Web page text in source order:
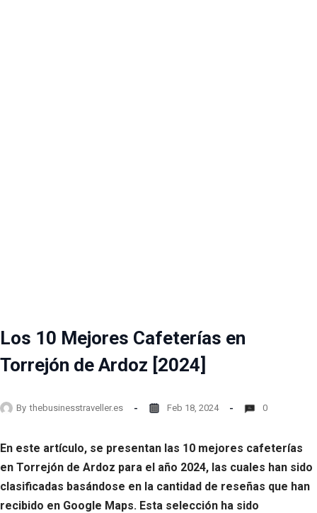
Los 10 Mejores Cafeterías en
Torrejón de Ardoz [2024]
By thebusinesstraveller.es Feb 18, 2024 0
En este artículo, se presentan las 10 mejores cafeterías
en Torrejón de Ardoz para el año 2024, las cuales han sido
clasificadas basándose en la cantidad de reseñas que han
recibido en Google Maps. Esta selección ha sido